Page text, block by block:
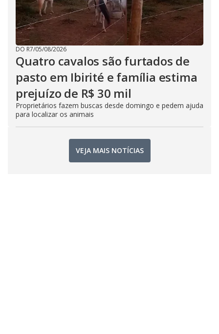
DO R7/05/08/2026
Quatro cavalos são furtados de
pasto em Ibirité e família estima
prejuízo de R$ 30 mil
Proprietários fazem buscas desde domingo e pedem ajuda
para localizar os animais
VEJA MAIS NOTÍCIAS